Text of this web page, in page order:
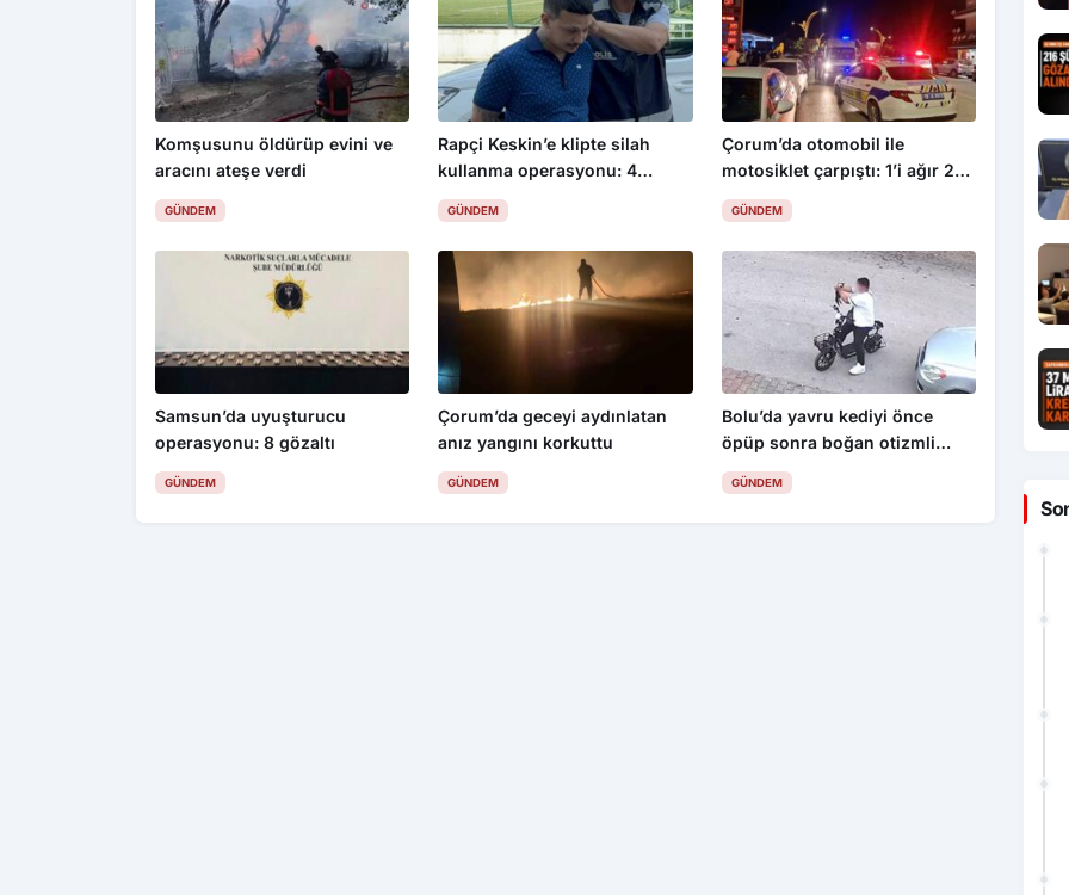
Komşusunu öldürüp evini ve
aracını ateşe verdi
GÜNDEM
Rapçi Keskin’e klipte silah
kullanma operasyonu: 4
gözaltı
GÜNDEM
Çorum’da otomobil ile
motosiklet çarpıştı: 1’i ağır 2
yaralı
GÜNDEM
Samsun’da uyuşturucu
operasyonu: 8 gözaltı
GÜNDEM
Çorum’da geceyi aydınlatan
anız yangını korkuttu
GÜNDEM
Bolu’da yavru kediyi önce
öpüp sonra boğan otizmli
çocuk serbest bırakıldı
GÜNDEM